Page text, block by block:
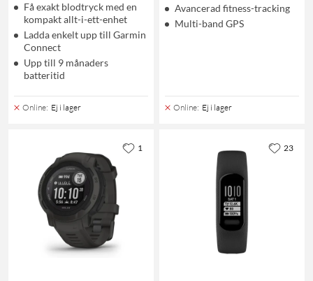
Få exakt blodtryck med en
kompakt allt-i-ett-enhet
Ladda enkelt upp till Garmin
Connect
Upp till 9 månaders
batteritid
Online: Ej i lager
Avancerad fitness-tracking
Multi-band GPS
Online: Ej i lager
1 23